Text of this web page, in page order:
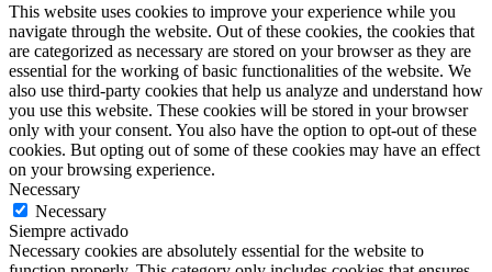
This website uses cookies to improve your experience while you
navigate through the website. Out of these cookies, the cookies that
are categorized as necessary are stored on your browser as they are
essential for the working of basic functionalities of the website. We
also use third-party cookies that help us analyze and understand how
you use this website. These cookies will be stored in your browser
only with your consent. You also have the option to opt-out of these
cookies. But opting out of some of these cookies may have an effect
on your browsing experience.
Necessary
Necessary
Siempre activado
Necessary cookies are absolutely essential for the website to